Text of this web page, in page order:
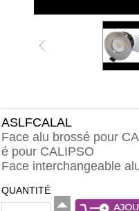
ASLFCALAL
Face alu brossé pour
é pour CALIPSO
Face interchangeable
QUANTITÉ